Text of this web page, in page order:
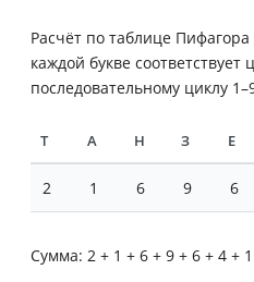
Расчёт по таблице Пифагора
каждой букве соответствует
последовательному циклу
Т А Н З Е
2 1 6 9 6
Сумма: 2 + 1 + 6 + 9 + 6 + 4 +